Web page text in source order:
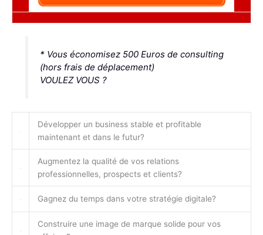
* Vous économisez 500 Eurosde consulting
(hors frais de déplacement)
VOULEZ VOUS ?
Développer un business stable et profitable
maintenant et dans le futur?
Augmentez la qualité de vos relations
professionnelles, prospects et clients?
Gagnez du temps dans votre stratégie digitale?
Construire une image de marque solide pour vos